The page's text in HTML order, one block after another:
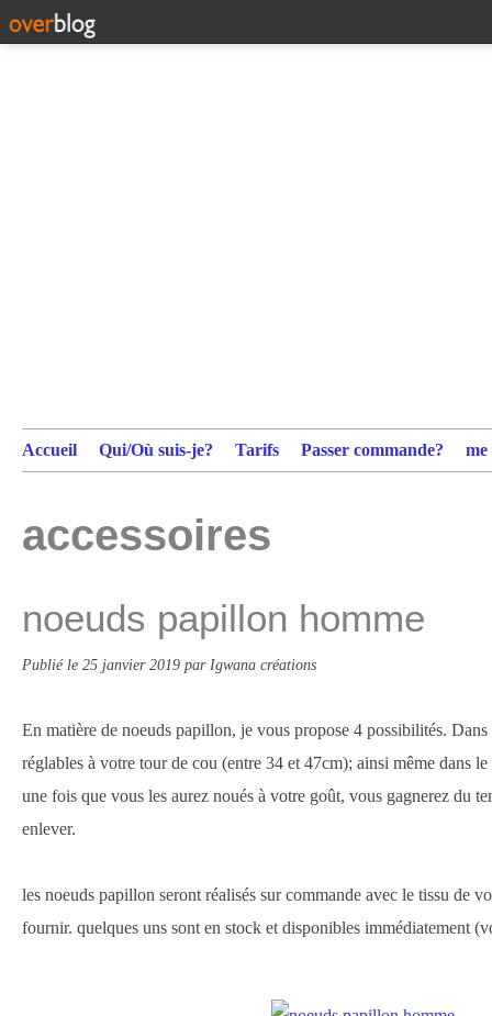
Accueil Qui/Où suis-je? Tarifs Passer commande?
accessoires
noeuds papillon homme
Publié le 25 janvier 2019 par Igwana créations
En matière de noeuds papillon, je vous propose 4 possibilités. Dans
réglables à votre tour de cou (entre 34 et 47cm); ainsi même dans
une fois que vous les aurez noués à votre goût, vous gagnerez du
enlever.
les noeuds papillon seront réalisés sur commande avec le tissu de
fournir. quelques uns sont en stock et disponibles immédiatement